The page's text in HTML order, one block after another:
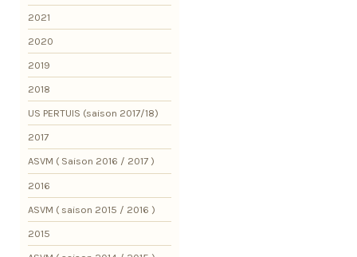
2021
2020
2019
2018
US PERTUIS (saison 2017/18)
2017
ASVM ( Saison 2016 / 2017 )
2016
ASVM ( saison 2015 / 2016 )
2015